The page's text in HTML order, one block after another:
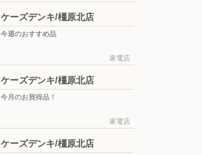
ケーズデンキ/橿原北店
今週のおすすめ品
家電店
ケーズデンキ/橿原北店
今月のお買得品！
家電店
ケーズデンキ/橿原北店